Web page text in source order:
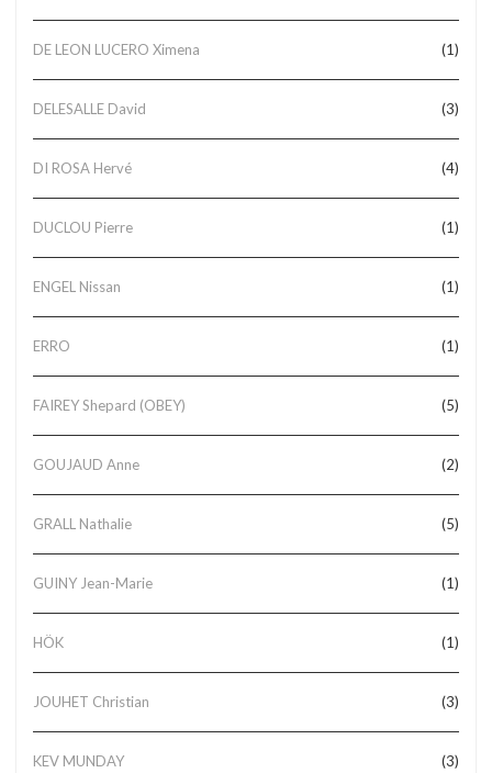
DE LEON LUCERO Ximena (1)
DELESALLE David (3)
DI ROSA Hervé (4)
DUCLOU Pierre (1)
ENGEL Nissan (1)
ERRO (1)
FAIREY Shepard (OBEY) (5)
GOUJAUD Anne (2)
GRALL Nathalie (5)
GUINY Jean-Marie (1)
HÖK (1)
JOUHET Christian (3)
KEV MUNDAY (3)